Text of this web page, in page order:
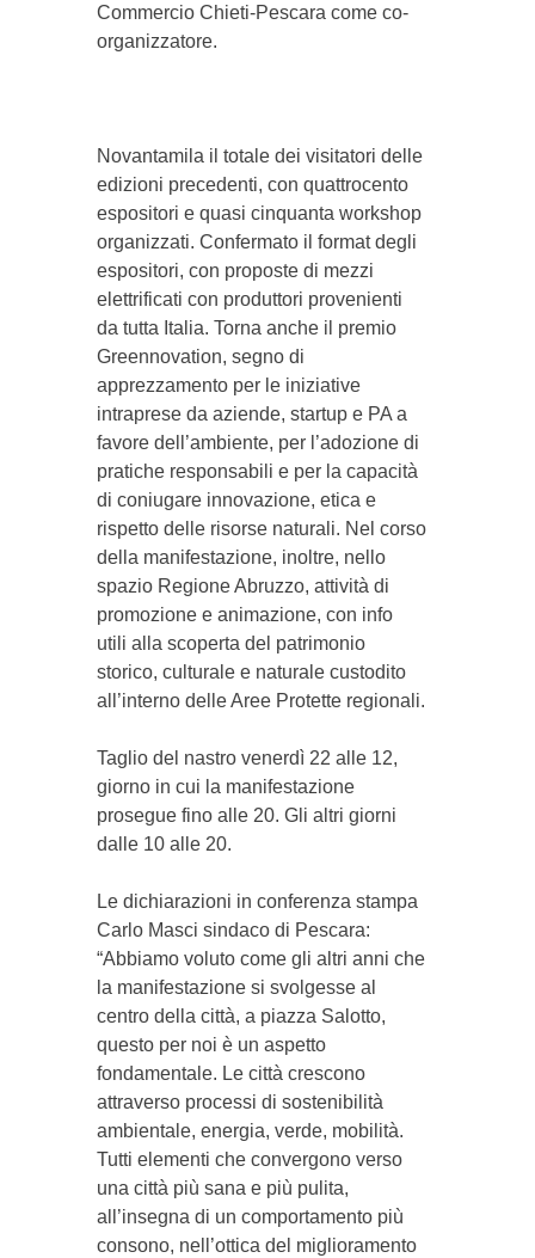
Commercio Chieti-Pescara come co-
organizzatore.
Novantamila il totale dei visitatori delle
edizioni precedenti, con quattrocento
espositori e quasi cinquanta workshop
organizzati. Confermato il format degli
espositori, con proposte di mezzi
elettrificati con produttori provenienti
da tutta Italia. Torna anche il premio
Greennovation, segno di
apprezzamento per le iniziative
intraprese da aziende, startup e PA a
favore dell’ambiente, per l’adozione di
pratiche responsabili e per la capacità
di coniugare innovazione, etica e
rispetto delle risorse naturali. Nel corso
della manifestazione, inoltre, nello
spazio Regione Abruzzo, attività di
promozione e animazione, con info
utili alla scoperta del patrimonio
storico, culturale e naturale custodito
all’interno delle Aree Protette regionali.
Taglio del nastro venerdì 22 alle 12,
giorno in cui la manifestazione
prosegue fino alle 20. Gli altri giorni
dalle 10 alle 20.
Le dichiarazioni in conferenza stampa
Carlo Masci sindaco di Pescara:
“Abbiamo voluto come gli altri anni che
la manifestazione si svolgesse al
centro della città, a piazza Salotto,
questo per noi è un aspetto
fondamentale. Le città crescono
attraverso processi di sostenibilità
ambientale, energia, verde, mobilità.
Tutti elementi che convergono verso
una città più sana e più pulita,
all’insegna di un comportamento più
consono, nell’ottica del miglioramento